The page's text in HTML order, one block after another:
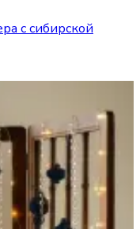
с сибирской